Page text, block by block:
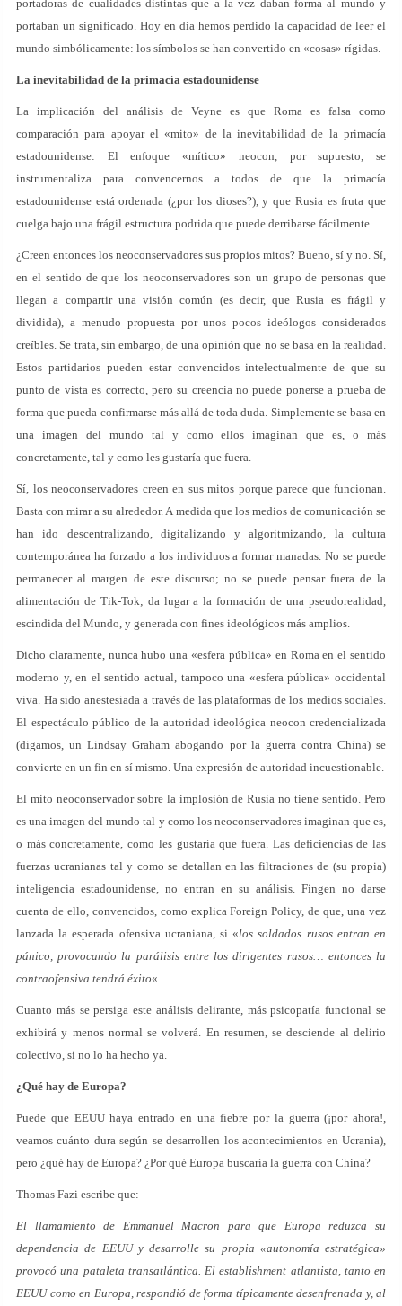
portadoras de cualidades distintas que a la vez daban forma al mundo y
portaban un significado. Hoy en día hemos perdido la capacidad de leer el
mundo simbólicamente: los símbolos se han convertido en «cosas» rígidas.
La inevitabilidad de la primacía estadounidense
La implicación del análisis de Veyne es que Roma es falsa como
comparación para apoyar el «mito» de la inevitabilidad de la primacía
estadounidense: El enfoque «mítico» neocon, por supuesto, se
instrumentaliza para convencernos a todos de que la primacía
estadounidense está ordenada (¿por los dioses?), y que Rusia es fruta que
cuelga bajo una frágil estructura podrida que puede derribarse fácilmente.
¿Creen entonces los neoconservadores sus propios mitos? Bueno, sí y no. Sí,
en el sentido de que los neoconservadores son un grupo de personas que
llegan a compartir una visión común (es decir, que Rusia es frágil y
dividida), a menudo propuesta por unos pocos ideólogos considerados
creíbles. Se trata, sin embargo, de una opinión que no se basa en la realidad.
Estos partidarios pueden estar convencidos intelectualmente de que su
punto de vista es correcto, pero su creencia no puede ponerse a prueba de
forma que pueda confirmarse más allá de toda duda. Simplemente se basa en
una imagen del mundo tal y como ellos imaginan que es, o más
concretamente, tal y como les gustaría que fuera.
Sí, los neoconservadores creen en sus mitos porque parece que funcionan.
Basta con mirar a su alrededor. A medida que los medios de comunicación se
han ido descentralizando, digitalizando y algoritmizando, la cultura
contemporánea ha forzado a los individuos a formar manadas. No se puede
permanecer al margen de este discurso; no se puede pensar fuera de la
alimentación de Tik-Tok; da lugar a la formación de una pseudorealidad,
escindida del Mundo, y generada con fines ideológicos más amplios.
Dicho claramente, nunca hubo una «esfera pública» en Roma en el sentido
moderno y, en el sentido actual, tampoco una «esfera pública» occidental
viva. Ha sido anestesiada a través de las plataformas de los medios sociales.
El espectáculo público de la autoridad ideológica neocon credencializada
(digamos, un Lindsay Graham abogando por la guerra contra China) se
convierte en un fin en sí mismo. Una expresión de autoridad incuestionable.
El mito neoconservador sobre la implosión de Rusia no tiene sentido. Pero
es una imagen del mundo tal y como los neoconservadores imaginan que es,
o más concretamente, como les gustaría que fuera. Las deficiencias de las
fuerzas ucranianas tal y como se detallan en las filtraciones de (su propia)
inteligencia estadounidense, no entran en su análisis. Fingen no darse
cuenta de ello, convencidos, como explica Foreign Policy, de que, una vez
lanzada la esperada ofensiva ucraniana, si «los soldados rusos entran en
pánico, provocando la parálisis entre los dirigentes rusos… entonces la
contraofensiva tendrá éxito«.
Cuanto más se persiga este análisis delirante, más psicopatía funcional se
exhibirá y menos normal se volverá. En resumen, se desciende al delirio
colectivo, si no lo ha hecho ya.
¿Qué hay de Europa?
Puede que EEUU haya entrado en una fiebre por la guerra (¡por ahora!,
veamos cuánto dura según se desarrollen los acontecimientos en Ucrania),
pero ¿qué hay de Europa? ¿Por qué Europa buscaría la guerra con China?
Thomas Fazi escribe que:
El llamamiento de Emmanuel Macron para que Europa reduzca su
dependencia de EEUU y desarrolle su propia «autonomía estratégica»
provocó una pataleta transatlántica. El establishment atlantista, tanto en
EEUU como en Europa, respondió de forma típicamente desenfrenada y, al